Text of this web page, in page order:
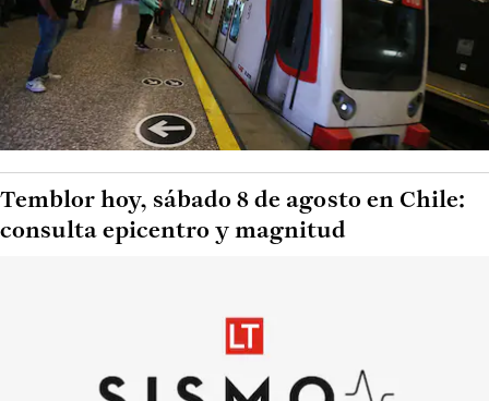
Temblor hoy, sábado 8 de agosto en Chile:
consulta epicentro y magnitud